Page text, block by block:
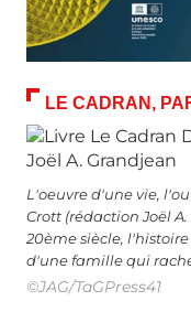
LE CADRAN,
L'oeuvre d'une vie,
Crott (rédaction Joël
20ème siècle,
d'une famille qui
©JAG/TaGPress41